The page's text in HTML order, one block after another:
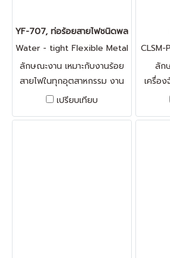
YF-707, ท่อร้อยสายไฟชนิดพลาสติกหุ้ม
Water - tight Flexible Metal
lic Conduit
ลักษณะงาน เหมาะกับงานร้อย
สายไฟในทุกอุตสาหกรรม งาน
ไฟฟ้าตู้คอนโทรล, ยา, แอร์,
เปรียบเทียบ
g
ลัก
เครื่อ
เ